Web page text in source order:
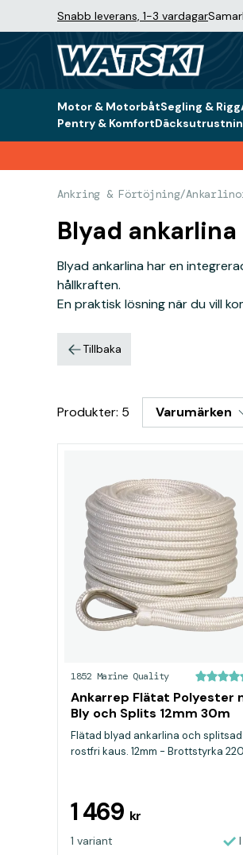
Snabb leverans, 1-3 vardagar
Motor & MotorbåtSegling & Rigg
Pentry & Komfort
Ankring & Förtöjning/
Blyad ankarlina
Blyad ankarlina har en
hållkraften.
En praktisk lösning när du vill
Tillbaka
Produkter: 5 Varumärken
1852 Marine Quality
Ankarrep Flätat Polyester
Bly och Splits 12mm 30m
Flätad blyad ankarlina och splitsad
rostfri kaus. 12mm - Brottstyrka
1 469 kr
1 variant